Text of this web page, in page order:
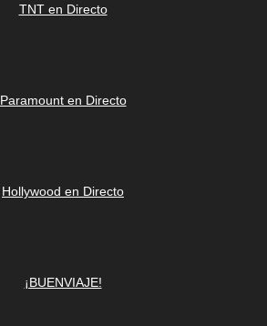
TNT en Directo
Paramount en Directo
Hollywood en Directo
¡BUENVIAJE!